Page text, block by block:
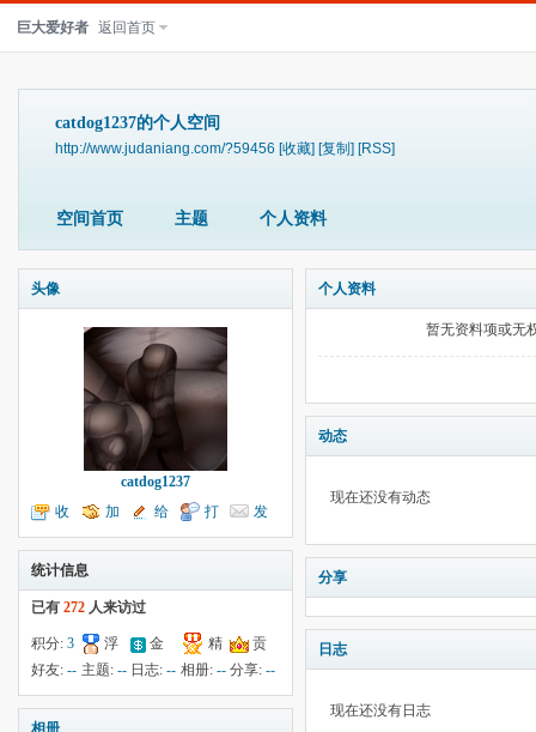
巨大爱好者 返回首页
catdog1237的个人空间
http://www.judaniang.com/?59456 [收藏] [复制] [RSS]
空间首页 主题 个人资料
头像
catdog1237
收
听TA
加
为好友
给
我留言
打
个招呼
发
送消息
统计信息
已有 272 人来访过
积分: 3
浮
云:180
金
钱:7
精
华:--
贡
献:--
好友: -- 主题: -- 日志:-- 相册: -- 分享:--
相册
个人资料
暂无资料项或无
动态
现在还没有动态
分享
日志
现在还没有日志